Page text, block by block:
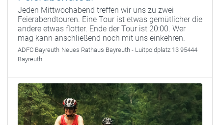
Jeden Mittwochabend treffen wir uns zu zwei
Feierabendtouren. Eine Tour ist etwas gemütlicher die
andere etwas flotter. Ende der Tour ist 20:00. Wer
mag kann anschließend noch mit uns einkehren.
ADFC Bayreuth Neues Rathaus Bayreuth - Luitpoldplatz 13 95444
Bayreuth